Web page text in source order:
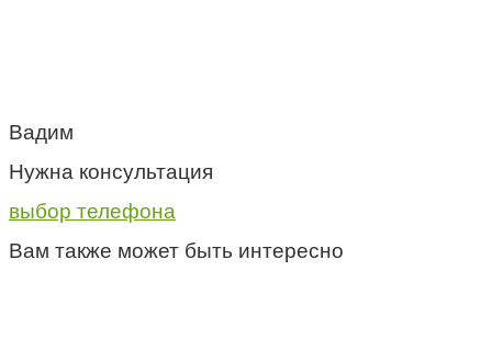
Вадим
Нужна консультация
выбор телефона
Вам также может быть интересно